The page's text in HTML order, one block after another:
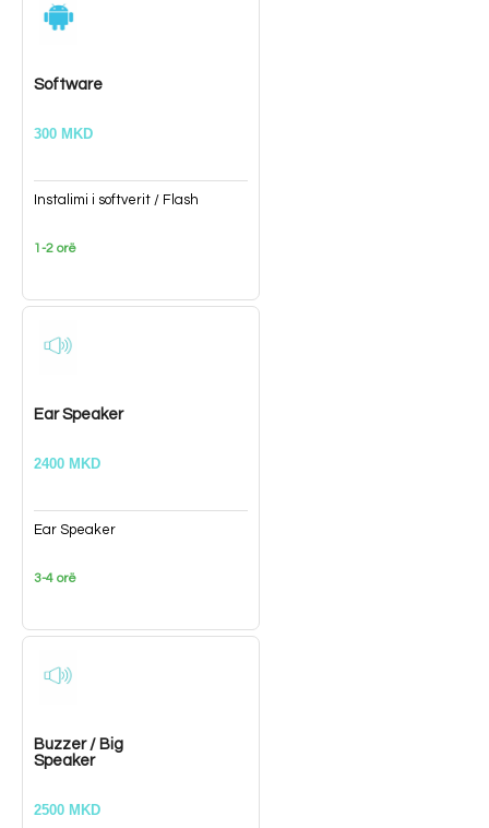
Software
300 MKD
Instalimi i softverit / Flash
1-2 orë
Ear Speaker
2400 MKD
Ear Speaker
3-4 orë
Buzzer / Big
Speaker
2500 MKD